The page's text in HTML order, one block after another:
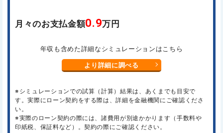
月々のお支払金額0.9万円
年収も含めた詳細なシミュレーションはこちら
より詳細に調べる
※シミュレーションでの試算（計算）結果は、あくまでも目安で
す。実際にローン契約をする際は、詳細を金融機関にご確認くださ
い。
※実際のローン契約の際には、諸費用が別途かかります（手数料や
印紙税、保証料など）。契約の際にご確認ください。